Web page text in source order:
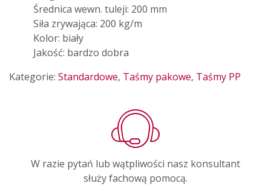
Średnica wewn. tuleji: 200 mm
Siła zrywająca: 200 kg/m
Kolor: biały
Jakość: bardzo dobra
Kategorie: Standardowe, Taśmy pakowe, Taśmy PP
W razie pytań lub wątpliwości nasz konsultant
służy fachową pomocą.